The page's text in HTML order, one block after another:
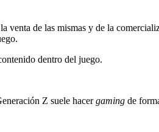
venta de las mismas y de la
dentro del juego.
Z suele hacergaming de